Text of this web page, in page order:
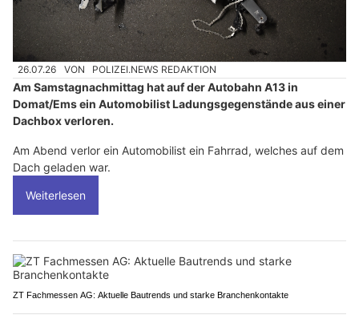
26.07.26 VON POLIZEI.NEWS REDAKTION
Am Samstagnachmittag hat auf der Autobahn A13 in
Domat/Ems ein Automobilist Ladungsgegenstände aus einer
Dachbox verloren.
Am Abend verlor ein Automobilist ein Fahrrad, welches auf dem
Dach geladen war.
Weiterlesen
ZT Fachmessen AG: Aktuelle Bautrends und starke Branchenkontakte